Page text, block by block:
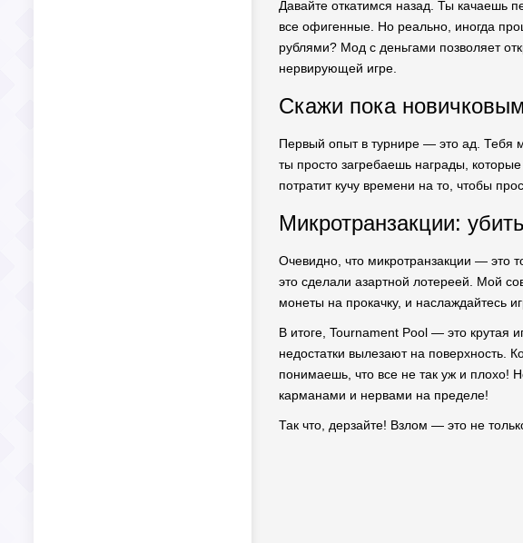
Давайте откатимся назад. Ты качаешь
все офигенные. Но реально, иногда
рублями? Мод с деньгами позволяет
нервирующей игре.
Скажи пока
Первый опыт в турнире — это ад. Тебя
ты просто загребаешь награды,
потратит кучу времени на то, чтобы
Микротранзакции:
Очевидно, что микротранзакции — это
это сделали азартной лотереей. Мой
монеты на прокачку, и наслаждайтесь
В итоге, Tournament Pool — это крутая
недостатки вылезают на поверхность.
понимаешь, что все не так уж и плохо!
карманами и нервами на пределе!
Так что, дерзайте! Взлом — это не